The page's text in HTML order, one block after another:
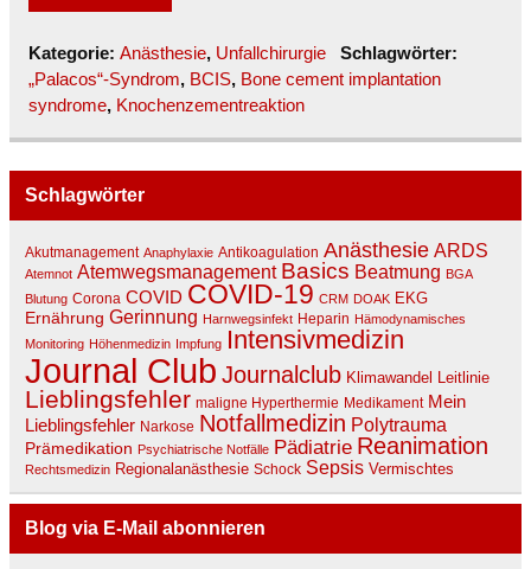
Kategorie: Anästhesie, Unfallchirurgie
Schlagwörter:
„Palacos“-Syndrom, BCIS, Bone cement implantation
syndrome, Knochenzementreaktion
Schlagwörter
Akutmanagement Anaphylaxie Antikoagulation Anästhesie ARDS
Atemnot Atemwegsmanagement Basics Beatmung BGA
Blutung Corona COVID COVID-19 CRM DOAK EKG
Ernährung Gerinnung Harnwegsinfekt Heparin Hämodynamisches
Monitoring Höhenmedizin Impfung Intensivmedizin
Journal Club Journalclub Klimawandel Leitlinie
Lieblingsfehler maligne Hyperthermie Medikament Mein
Lieblingsfehler Narkose Notfallmedizin Polytrauma
Prämedikation Psychiatrische Notfälle Pädiatrie Reanimation
Rechtsmedizin Regionalanästhesie Schock Sepsis Vermischtes
Blog via E-Mail abonnieren